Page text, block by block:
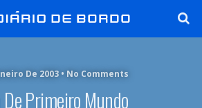
De 2003 • No Comments
De Primeiro Mundo